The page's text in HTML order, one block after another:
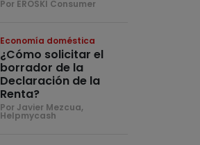
Por EROSKI Consumer
Economía doméstica
¿Cómo solicitar el
borrador de la
Declaración de la
Renta?
Por Javier Mezcua,
Helpmycash